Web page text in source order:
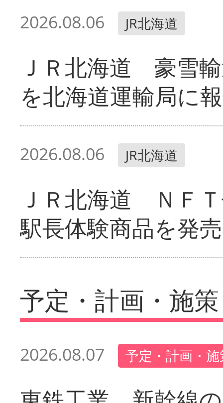
2026.08.06 JR北海道
ＪＲ北海道 豪雪
を北海道運輸局に
2026.08.06 JR北海道
ＪＲ北海道 ＮＦ
駅長体験商品を発売
予定・計画・施策
2026.08.07 予定・計画・